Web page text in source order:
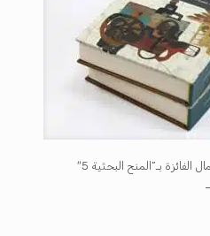
بـ”المنح البحثية 5″